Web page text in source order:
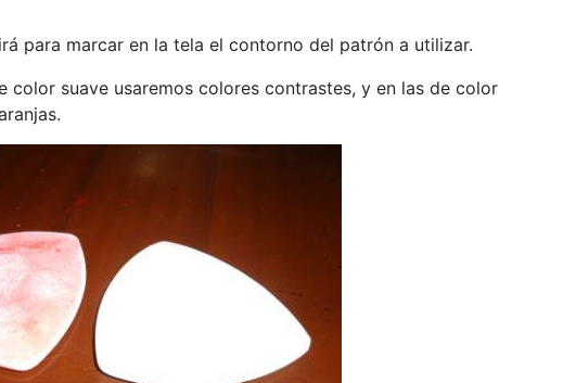
para marcar en la tela el contorno del patrón a utilizar.
color suave usaremos colores contrastes, y en las de color